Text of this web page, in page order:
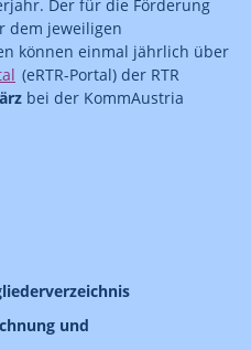
Der für die Förderung
dem jeweiligen
können einmal jährlich über
(eRTR-Portal) der RTR
bei der KommAustria
und